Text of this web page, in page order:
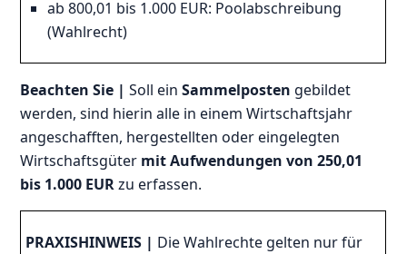
ab 800,01 bis 1.000 EUR: Poolabschreibung
(Wahlrecht)
Beachten Sie |Soll einSammelposten gebildet
werden, sind hierin alle in einem Wirtschaftsjahr
angeschafften, hergestellten oder eingelegten
Wirtschaftsgüter mit Aufwendungen von 250,01
bis 1.000 EURzu erfassen.
PRAXISHINWEIS | Die Wahlrechte gelten nur für